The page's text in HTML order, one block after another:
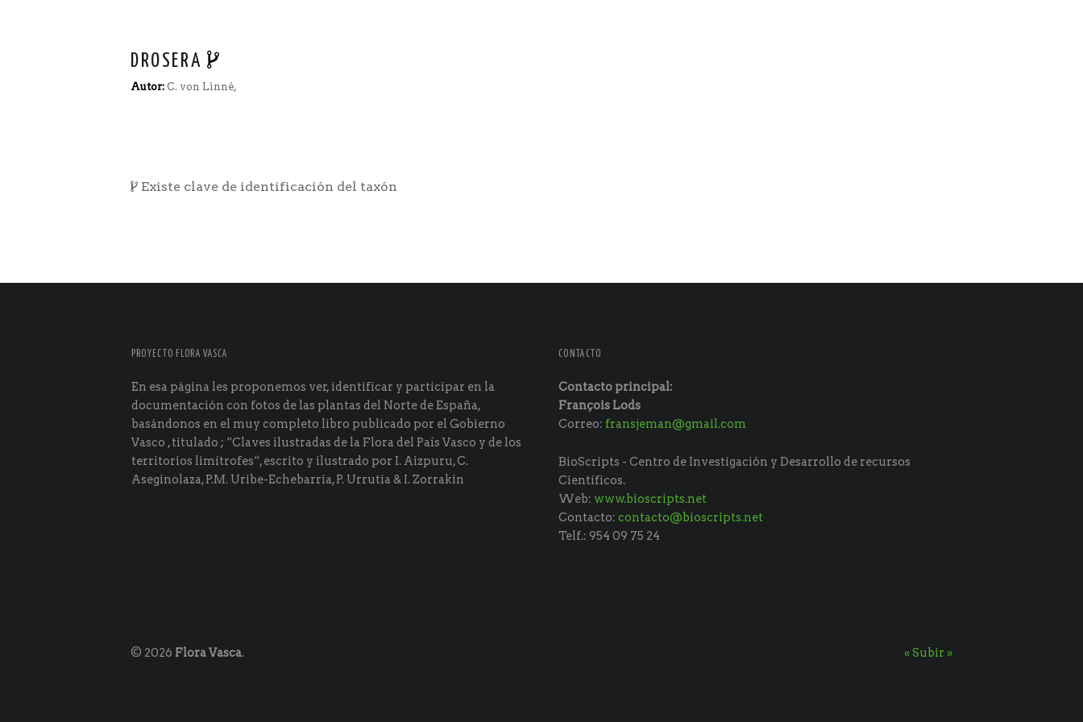
DROSERA
Autor: C. von Linné,
Existe clave de identificación del taxón
PROYECTO FLORA VASCA
En esa página les proponemos ver, identificar y participar en la
documentación con fotos de las plantas del Norte de España,
basándonos en el muy completo libro publicado por el Gobierno
Vasco , titulado ; “Claves ilustradas de la Flora del País Vasco y de los
territorios limítrofes“, escrito y ilustrado por I. Aizpuru, C.
Aseginolaza, P.M. Uribe-Echebarría, P. Urrutia & I. Zorrakin
CONTACTO
Contacto principal:
François Lods
Correo: fransjeman@gmail.com
BioScripts - Centro de Investigación y Desarrollo de recursos
Científicos.
Web: www.bioscripts.net
Contacto:contacto@bioscripts.net
Telf.: 954 09 75 24
© 2026 Flora Vasca. « Subir »